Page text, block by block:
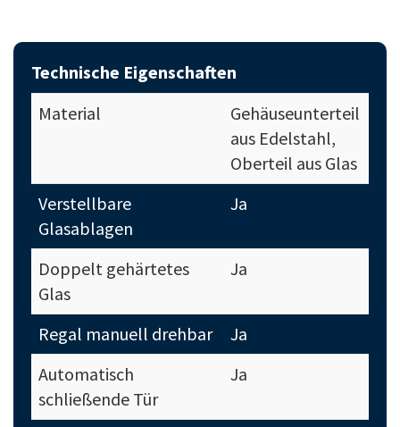
Technische Eigenschaften
Material
Gehäuseunterteil
aus Edelstahl,
Oberteil aus Glas
Verstellbare
Glasablagen
Ja
Doppelt gehärtetes
Glas
Ja
Regal manuell drehbar
Ja
Automatisch
schließende Tür
Ja